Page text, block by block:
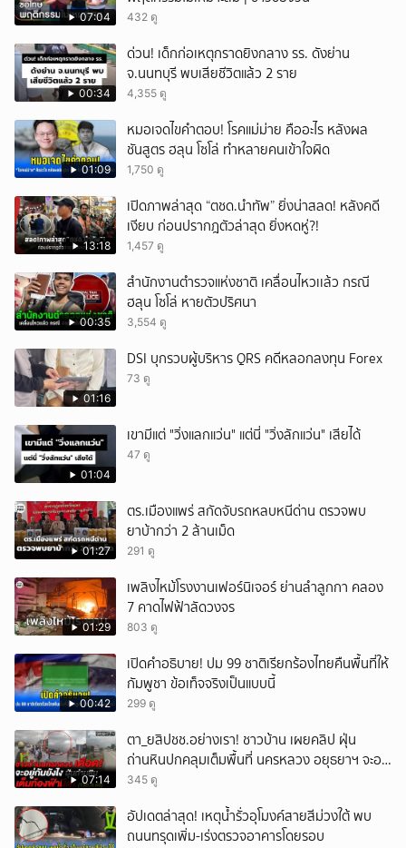
07:04 432 ดู
00:34
ด่วน! เด็กก่อเหตุกราดยิงกลาง รร. ดังย่าน
จ.นนทบุรี พบเสียชีวิตแล้ว 2 ราย
4,355 ดู
01:09
หมอเจดไขคำตอบ! โรคแม่ม่าย คืออะไร หลังผล
ชันสูตร ฮลุน โซโล่ ทำหลายคนเข้าใจผิด
1,750 ดู
13:18
เปิดภาพล่าสุด “ตชด.นำทัพ” ยิ่งน่าสลด! หลังคดี
เงียบ ก่อนปรากฎตัวล่าสุด ยิ่งหดหู่?!
1,457 ดู
00:35
สำนักงานตำรวจแห่งชาติ เคลื่อนไหวเเล้ว กรณี
ฮลุน โซโล่ หายตัวปริศนา
3,554 ดู
01:16
DSI บุกรวบผู้บริหาร QRS คดีหลอกลงทุน Forex
73 ดู
01:04
เขามีแต่ "วิ่งแลกแว่น" แต่นี่ "วิ่งลักแว่น" เสียได้
47 ดู
01:27
ตร.เมืองแพร่ สกัดจับรถหลบหนีด่าน ตรวจพบ
ยาบ้ากว่า 2 ล้านเม็ด
291 ดู
01:29
เพลิงไหม้โรงงานเฟอร์นิเจอร์ ย่านลำลูกกา คลอง
7 คาดไฟฟ้าลัดวงจร
803 ดู
00:42
เปิดคำอธิบาย! ปม 99 ชาติเรียกร้องไทยคืนพื้นที่ให้
กัมพูชา ข้อเท็จจริงเป็นแบบนี้
299 ดู
07:14
ตา_ยสิปชช.อย่างเรา! ชาวบ้าน เผยคลิป ฝุ่น
ถ่านหินปกคลุมเต็มพื้นที่ นครหลวง อยุธยาฯ จะอยู่
กันยังไง
345 ดู
อัปเดตล่าสุด! เหตุน้ำรั่วอุโมงค์สายสีม่วงใต้ พบ
ถนนทรุดเพิ่ม-เร่งตรวจอาคารโดยรอบ